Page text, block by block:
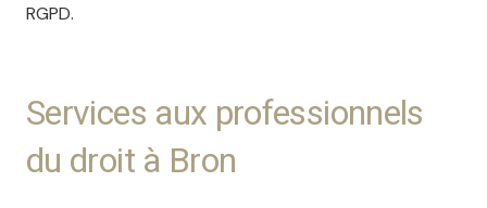
RGPD.
Services aux professionnels
du droit à Bron